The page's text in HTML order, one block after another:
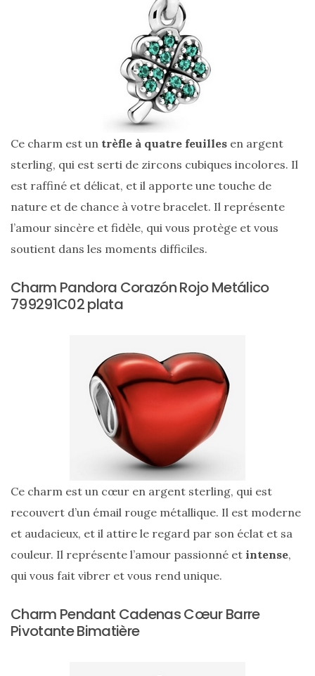
pratique
au
quotidien
09/05/2026
Small
RSVP
Paris
Ce charm est un trèfle à quatre feuilles en argent
sterling, qui est serti de zircons cubiques incolores. Il
est raffiné et délicat, et il apporte une touche de
nature et de chance à votre bracelet. Il représente
l’amour sincère et fidèle, qui vous protège et vous
soutient dans les moments difficiles.
Charm Pandora Corazón Rojo Metálico
799291C02 plata
Ce charm est un cœur en argent sterling, qui est
recouvert d’un émail rouge métallique. Il est moderne
et audacieux, et il attire le regard par son éclat et sa
couleur. Il représente l’amour passionné et intense,
qui vous fait vibrer et vous rend unique.
Charm Pendant Cadenas Cœur Barre
Pivotante Bimatière